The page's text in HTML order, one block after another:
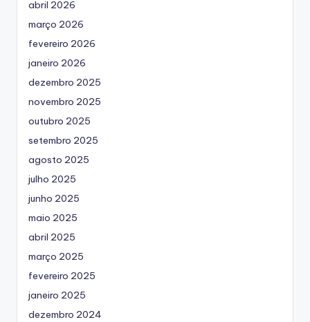
abril 2026
março 2026
fevereiro 2026
janeiro 2026
dezembro 2025
novembro 2025
outubro 2025
setembro 2025
agosto 2025
julho 2025
junho 2025
maio 2025
abril 2025
março 2025
fevereiro 2025
janeiro 2025
dezembro 2024